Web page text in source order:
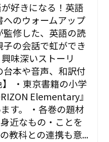
好きになる！英語
のウォームアップ
修した、英語の読
の会話で虹ができ
味深いストーリ
本や音声、和訳付
・東京書籍の小学
Elementary』
す。 ・各巻の題材
近なもの・ことを
教科との連携も意...